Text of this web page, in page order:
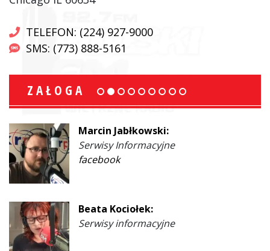
TELEFON: (224) 927-9000
SMS: (773) 888-5161
ZAŁOGA
Marcin Jabłkowski:
Serwisy Informacyjne
facebook
Beata Kociołek:
Serwisy informacyjne